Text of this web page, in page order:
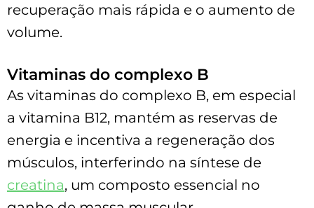
recuperação mais rápida e o aumento de
volume.
Vitaminas do complexo B
As vitaminas do complexo B, em especial
a vitamina B12, mantém as reservas de
energia e incentiva a regeneração dos
músculos, interferindo na síntese de
creatina, um composto essencial no